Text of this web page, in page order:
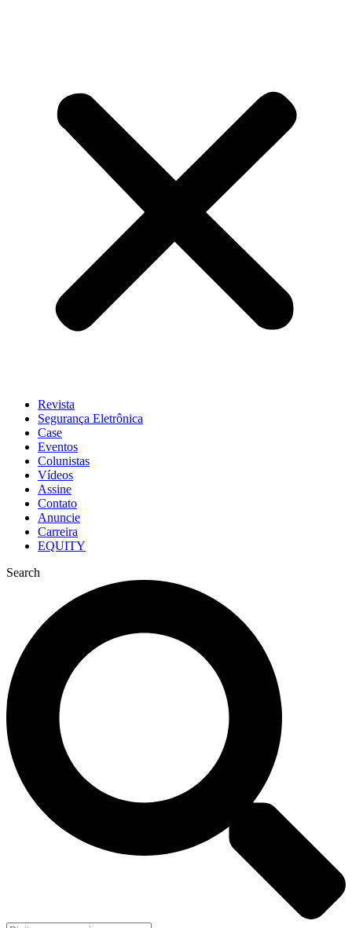
Revista
Segurança Eletrônica
Case
Eventos
Colunistas
Vídeos
Assine
Contato
Anuncie
Carreira
EQUITY
Search